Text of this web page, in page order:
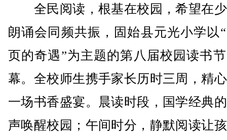
全民阅读，根基在校园，希望在
朗诵会同频共振，固始县元光小学以
页的奇遇”为主题的第八届校园读书
幕。全校师生携手家长历时三周，精
一场书香盛宴。晨读时段，国学经典
声唤醒校园；午间时分，静默阅读让